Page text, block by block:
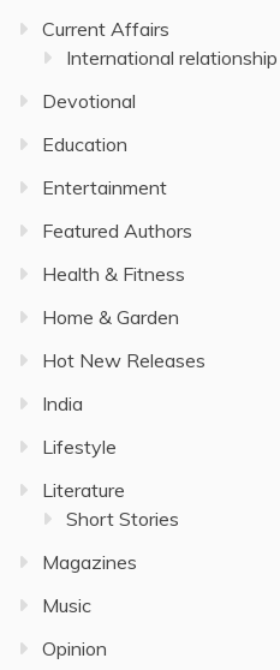
Current Affairs
International relationship
Devotional
Education
Entertainment
Featured Authors
Health & Fitness
Home & Garden
Hot New Releases
India
Lifestyle
Literature
Short Stories
Magazines
Music
Opinion